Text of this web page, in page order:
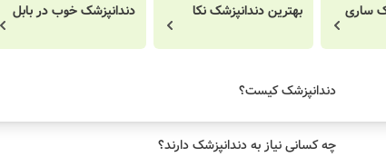
ساری بهترین دندانپزشک نکا دندانپزشک خوب در بابل
دندانپزشک کیست؟
چه کسانی نیاز به دندانپزشک دارند؟